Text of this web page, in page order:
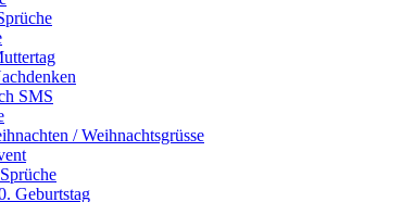
SMS
/ Weihnachtsgrüsse
Geburtstag